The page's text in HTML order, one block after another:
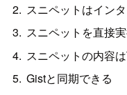
スニペットはイン
スニペットを直接
スニペットの内容
Gistと同期できる